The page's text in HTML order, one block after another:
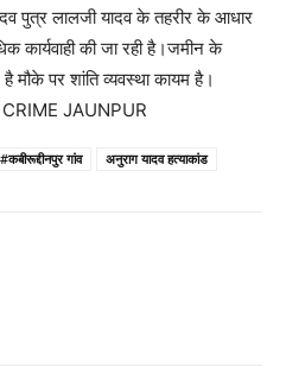
पुत्र लालजी यादव के तहरीर के आधार
कार्यवाही की जा रही है।जमीन के
है मौके पर शांति व्यवस्था कायम है।
JAUNPUR
#कबीरूद्दीनपुर गांव अनुराग यादव हत्याकांड